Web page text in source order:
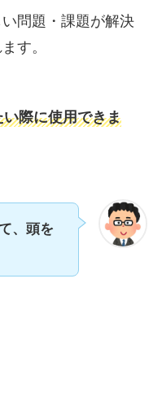
い問題・課題が解決
す。
際に使用できま
、頭を